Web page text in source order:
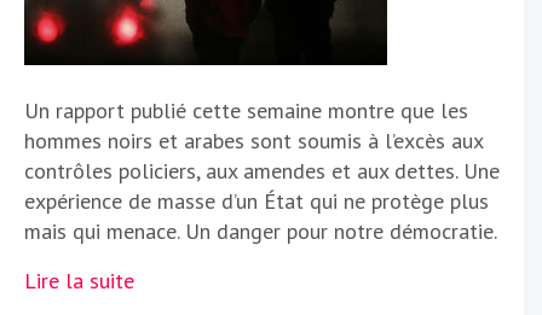
Un rapport publié cette semaine montre que les
hommes noirs et arabes sont soumis à l’excès aux
contrôles policiers, aux amendes et aux dettes. Une
expérience de masse d’un État qui ne protège plus
mais qui menace. Un danger pour notre démocratie.
Lire la suite